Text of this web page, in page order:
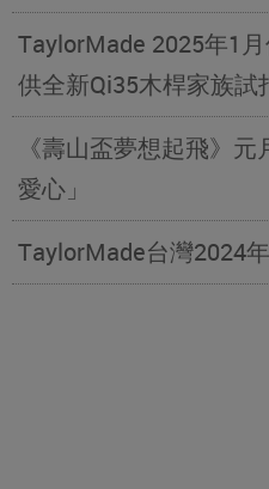
TaylorMade 2025年1
供全新Qi35木桿家族試
《壽山盃夢想起飛》
愛心」
TaylorMade台灣2024